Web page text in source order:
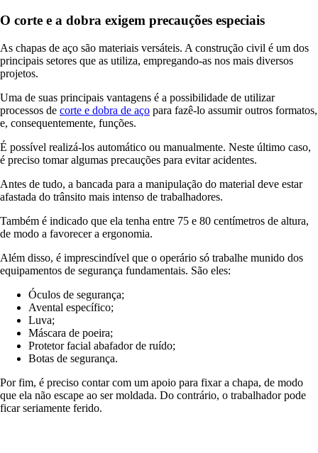
O corte e a dobra exigem precauções especiais
As chapas de aço são materiais versáteis. A construção civil é um dos
principais setores que as utiliza, empregando-as nos mais diversos
projetos.
Uma de suas principais vantagens é a possibilidade de utilizar
processos de corte e dobra de aço para fazê-lo assumir outros formatos,
e, consequentemente, funções.
É possível realizá-los automático ou manualmente. Neste último caso,
é preciso tomar algumas precauções para evitar acidentes.
Antes de tudo, a bancada para a manipulação do material deve estar
afastada do trânsito mais intenso de trabalhadores.
Também é indicado que ela tenha entre 75 e 80 centímetros de altura,
de modo a favorecer a ergonomia.
Além disso, é imprescindível que o operário só trabalhe munido dos
equipamentos de segurança fundamentais. São eles:
Óculos de segurança;
Avental específico;
Luva;
Máscara de poeira;
Protetor facial abafador de ruído;
Botas de segurança.
Por fim, é preciso contar com um apoio para fixar a chapa, de modo
que ela não escape ao ser moldada. Do contrário, o trabalhador pode
ficar seriamente ferido.